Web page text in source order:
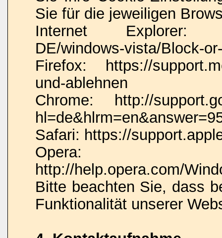
Sie für die jeweiligen
Internet Explorer:
DE/windows-vista/Block-
Firefox: https://
und-ablehnen
Chrome: http://
Safari: https://
Opera:
http://help.opera.com/
Bitte beachten Sie, dass
Funktionalität unserer